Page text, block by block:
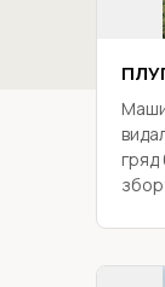
гряд